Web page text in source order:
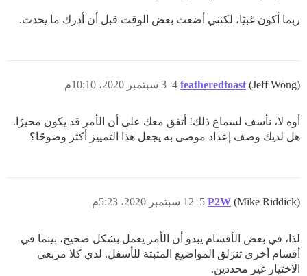
ربما أكون غبيًا، لكنني أضعت بعض الوقت قبل أن أدرك ما يحدث.
featheredtoast (Jeff Wong) 3 سبتمبر 2020، 10:10م 4
أوه لا، نأسف لسماع ذلك! أتفق معك على أن الأمر قد يكون محيرًا.
هل لديك وصف إعداد موصى به يجعل هذا التمييز أكثر وضوحًا؟
P2W (Mike Riddick) 12 سبتمبر 2020، 5:23م 5
لذا، في بعض الأقسام يبدو أن الأمر يعمل بشكل صحيح، بينما في
أقسام أخرى تنزلق المواضيع المثبتة للأسفل. لدي كلا مربعي
الاختيار غير محددين.